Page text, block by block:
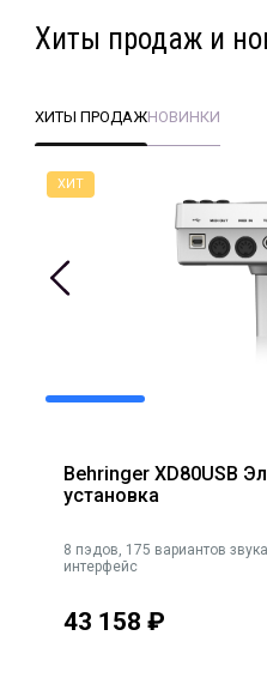
Хиты продаж и
ХИТЫ ПРОДАЖНОВИНКИ
Behringer XD80USB
установка
8 пэдов, 175 вариантов
интерфейс
43 158 ₽